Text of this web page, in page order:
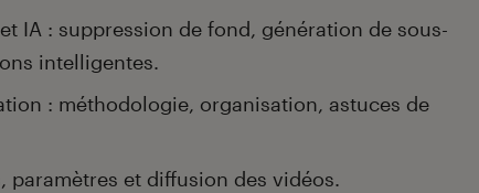
IA : suppression de fond, génération de sous-
intelligentes.
: méthodologie, organisation, astuces de
paramètres et diffusion des vidéos.